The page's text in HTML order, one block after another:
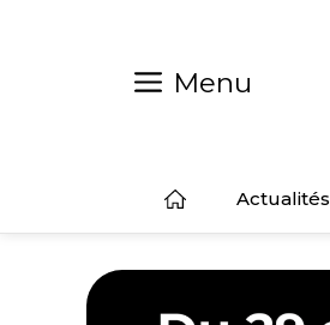
Menu
Actualités